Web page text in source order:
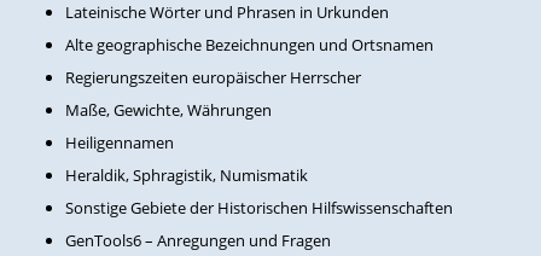
Lateinische Wörter und Phrasen in Urkunden
Alte geographische Bezeichnungen und Ortsnamen
Regierungszeiten europäischer Herrscher
Maße, Gewichte, Währungen
Heiligennamen
Heraldik, Sphragistik, Numismatik
Sonstige Gebiete der Historischen Hilfswissenschaften
GenTools6 – Anregungen und Fragen